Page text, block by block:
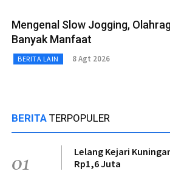
Mengenal Slow Jogging,
Banyak Manfaat
BERITA LAIN 8 Agt 2026
BERITA TERPOPULER
01
Lelang Kejari
Rp1,6 Juta